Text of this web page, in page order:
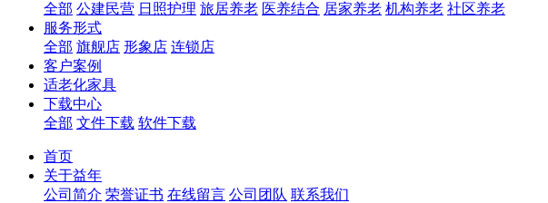
全部 公建民营 日照护理 旅居养老 医养结合 居家养老 机构养老 社区养老
服务形式
全部 旗舰店 形象店 连锁店
客户案例
适老化家具
下载中心
全部 文件下载 软件下载
首页
关于益年
公司简介 荣誉证书 在线留言 公司团队 联系我们